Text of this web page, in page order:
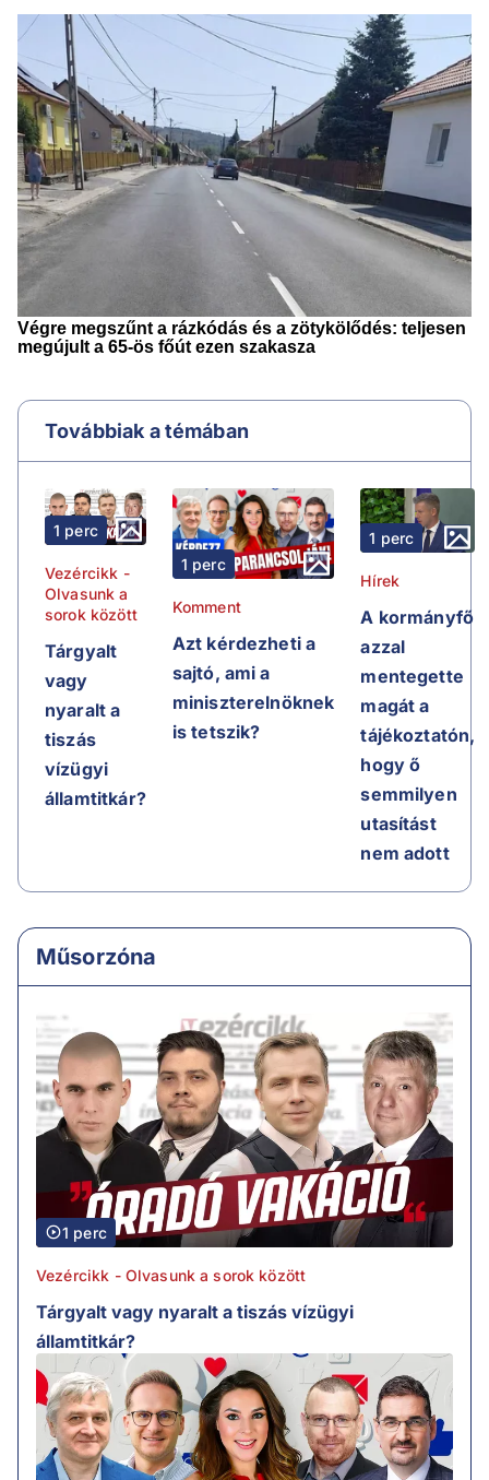
Továbbiak a témában
1 perc
Vezércikk -
Olvasunk a
sorok között
Tárgyalt
vagy
nyaralt a
tiszás
vízügyi
államtitkár?
1 perc
Komment
Azt kérdezheti a
sajtó, ami a
miniszterelnöknek
is tetszik?
1 perc
Hírek
A kormányfő
azzal
mentegette
magát a
tájékoztatón,
hogy ő
semmilyen
utasítást
nem adott
Műsorzóna
1 perc
Vezércikk - Olvasunk a sorok között
Tárgyalt vagy nyaralt a tiszás vízügyi
államtitkár?